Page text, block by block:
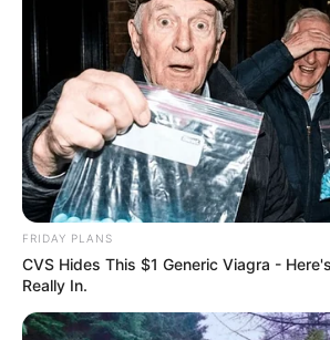
FRIDAY PLANS
CVS Hides This $1 Generic Viagra -
Really In.